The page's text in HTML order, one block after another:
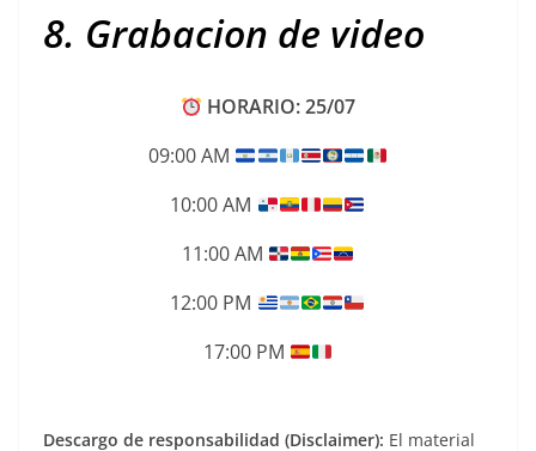
8. Grabacion de video
HORARIO: 25/07
09:00 AM
10:00 AM
11:00 AM
12:00 PM
17:00 PM
Descargo de responsabilidad (Disclaimer): El material